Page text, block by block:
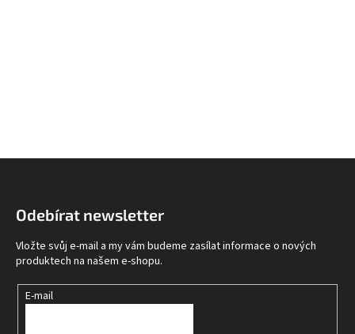
Odebírat newsletter
Vložte svůj e-mail a my vám budeme zasílat informace o nových
produktech na našem e-shopu.
E-mail